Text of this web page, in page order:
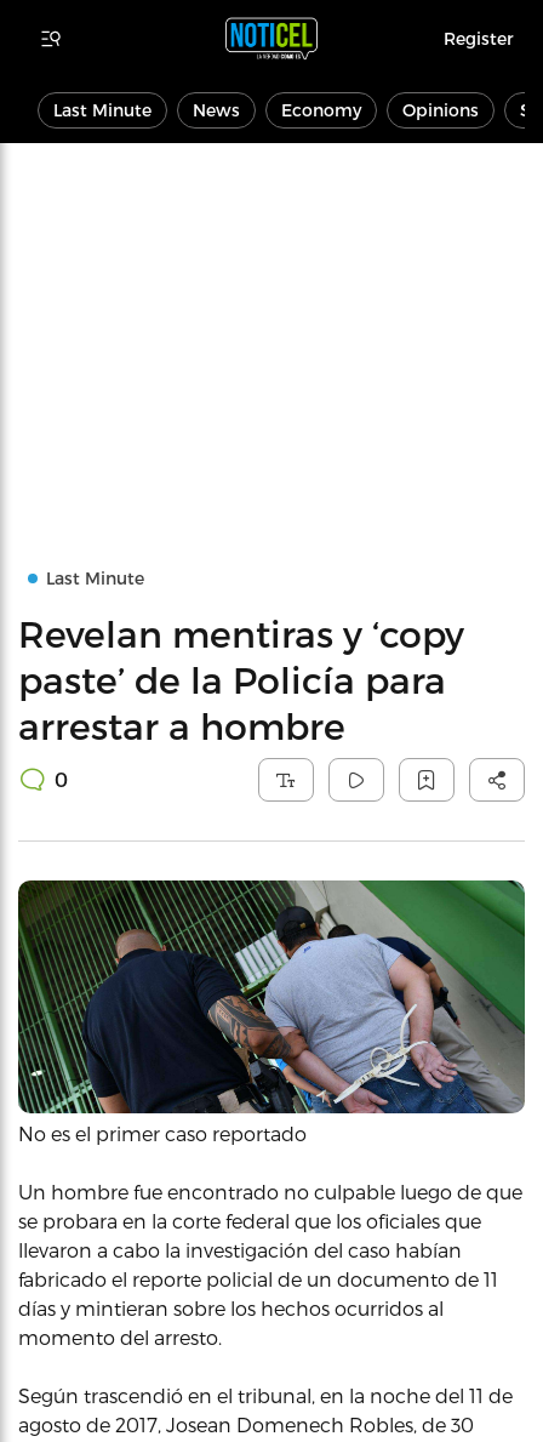
Register
Last Minute News Economy Opinions
Last Minute
Revelan mentiras y ‘copy
paste’ de la Policía para
arrestar a hombre
0
No es el primer caso reportado
Un hombre fue encontrado no culpable luego de que
se probara en la corte federal que los oficiales que
llevaron a cabo la investigación del caso habían
fabricado el reporte policial de un documento de 11
días y mintieran sobre los hechos ocurridos al
momento del arresto.
Según trascendió en el tribunal, en la noche del 11 de
agosto de 2017, Josean Domenech Robles, de 30